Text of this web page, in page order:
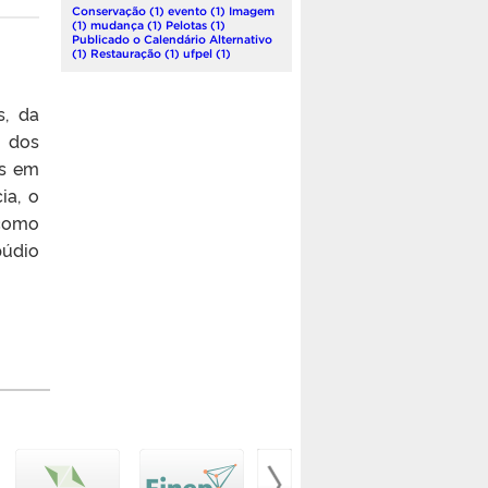
da
dos
em
o
Conservação (1) evento (1) Imagem
(1) mudança (1) Pelotas (1)
Publicado o Calendário Alternativo
(1) Restauração (1) ufpel (1)